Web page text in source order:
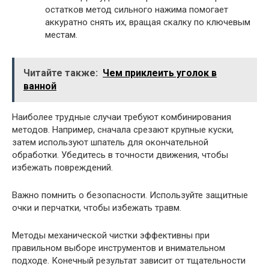
остатков метод сильного нажима помогает
аккуратно снять их, вращая скалку по ключевым
местам.
Читайте также: Чем приклеить уголок в
ванной
Наиболее трудные случаи требуют комбинирования
методов. Например, сначала срезают крупные куски,
затем используют шпатель для окончательной
обработки. Убедитесь в точности движения, чтобы
избежать повреждений.
Важно помнить о безопасности. Используйте защитные
очки и перчатки, чтобы избежать травм.
Методы механической чистки эффективны при
правильном выборе инструментов и внимательном
подходе. Конечный результат зависит от тщательности